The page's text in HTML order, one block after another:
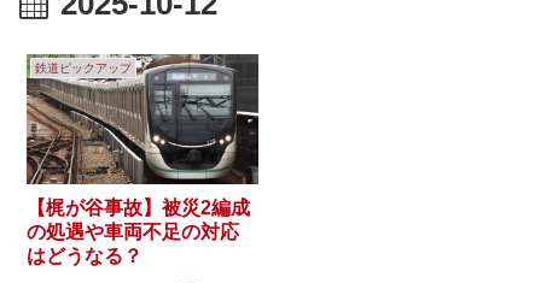
鉄道ピックアップ
【梶が谷事故】被災2編成
の処遇や車両不足の対応
はどうなる？